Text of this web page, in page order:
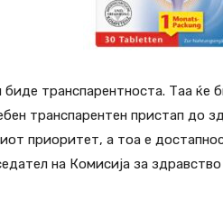
биде транспарентноста. Таа
транспарентен пристап до
приоритет, а тоа е
на Комисија за